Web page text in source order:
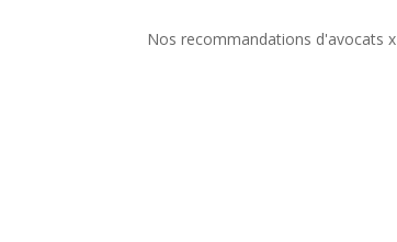
Nos recommandations d'avocats x